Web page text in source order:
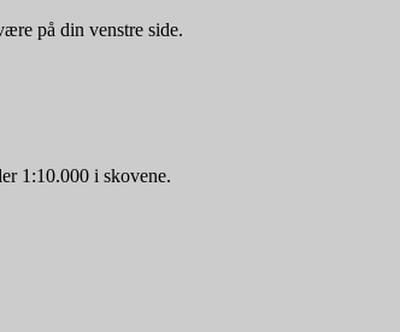
på din venstre side.
1:10.000 i skovene.